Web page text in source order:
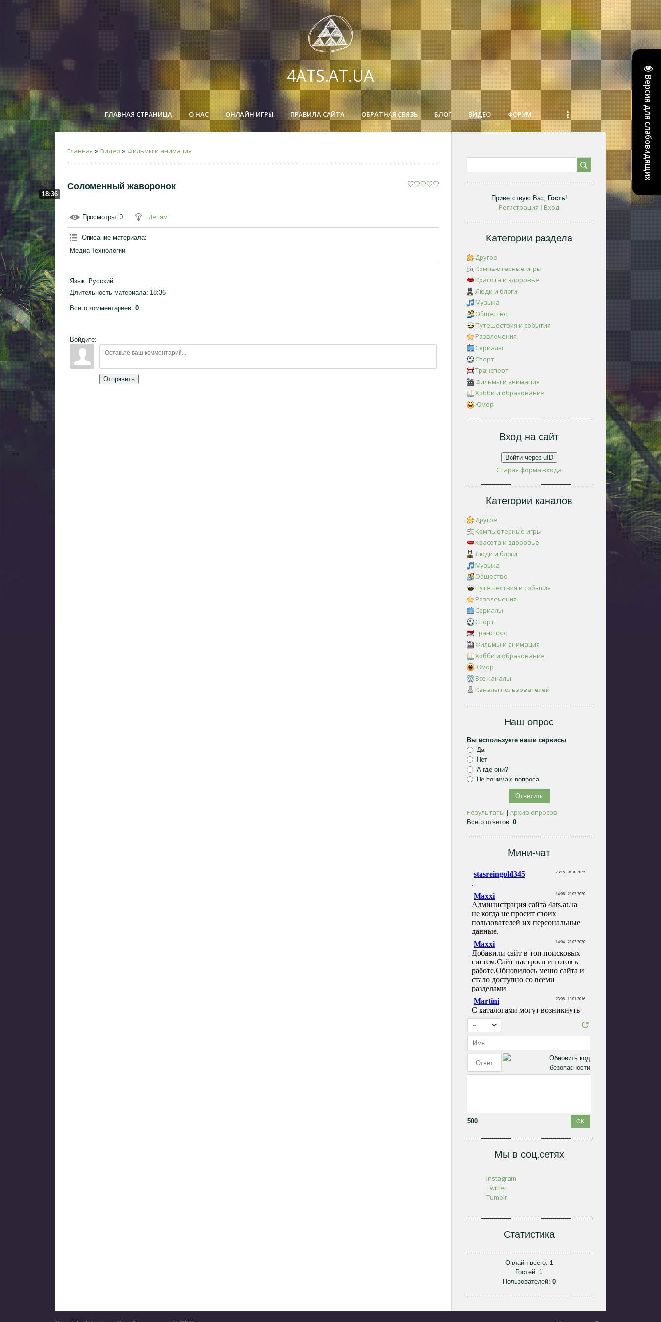
Версия для слабовидящих
4ATS.AT.UA
ГЛАВНАЯ СТРАНИЦА О НАС ОНЛАЙН ИГРЫ ПРАВИЛА САЙТА ОБРАТНАЯ СВЯЗЬ БЛОГ ВИДЕО ФОРУМ
Главная » Видео » Фильмы и анимация
Соломенный жаворонок
18:36
Просмотры: 0 Детям
Описание материала:
Медиа Технологии
Язык: Русский
Длительность материала: 18:36
Всего комментариев: 0
Войдите:
Отправить
Приветствую Вас, Гость!
Регистрация Вход
Категории раздела
Другое
Компьютерные игры
Красота и здоровье
Люди и блоги
Музыка
Общество
Путешествия и события
Развлечения
Сериалы
Спорт
Транспорт
Фильмы и анимация
Хобби и образование
Юмор
Вход на сайт
Войти через uID
Старая форма входа
Категории каналов
Другое
Компьютерные игры
Красота и здоровье
Люди и блоги
Музыка
Общество
Путешествия и события
Развлечения
Сериалы
Спорт
Транспорт
Фильмы и анимация
Хобби и образование
Юмор
Все каналы
Каналы пользователей
Наш опрос
Вы используете наши сервисы
Да
Нет
А где они?
Не понимаю вопроса
Результаты |Архив опросов
Всего ответов:0
Мини-чат
500
Мы в соц.сетях
Instagram
Twitter
Tumblr
Статистика
Онлайн всего: 1
Гостей:1
Пользователей: 0